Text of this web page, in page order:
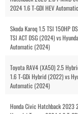
2024 1.6 T-GDI HEV
Skoda Karoq 1.5 TSI 150HP
TSI ACT DSG (2024) vs
Automatic (2024)
Toyota RAV4 (XA50) 2.5
1.6 T-GDi Hybrid (2022) vs
Automatic (2024)
Honda Civic Hatchback 2023